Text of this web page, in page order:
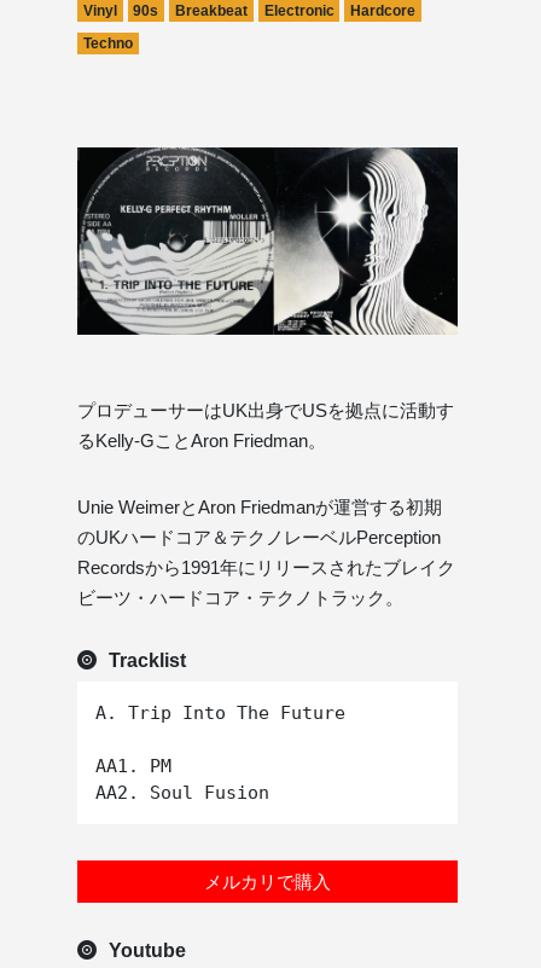
Vinyl 90s Breakbeat Electronic
Hardcore
Techno
プロデューサーはUK出身でUSを拠点に活動す
るKelly-GことAron Friedman。
Unie WeimerとAron Friedmanが運営する初期
のUKハードコア＆テクノレーベルPerception
Recordsから1991年にリリースされたブレイク
ビーツ・ハードコア・テクノトラック。
Tracklist
A. Trip Into The Future
AA1. PM
メルカリで購入
Youtube